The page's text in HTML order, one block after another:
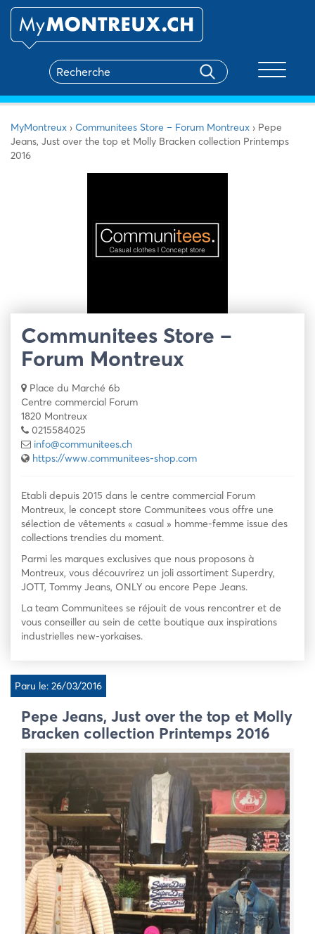
MyMontreux › Communitees Store – Forum Montreux › Pepe
Jeans, Just over the top et Molly Bracken collection Printemps
2016
Communitees Store –
Forum Montreux
Place du Marché 6b
Centre commercial Forum
1820 Montreux
0215584025
info@communitees.ch
https://www.communitees-shop.com
Etabli depuis 2015 dans le centre commercial Forum
Montreux, le concept store Communitees vous offre une
sélection de vêtements « casual » homme-femme issue des
collections trendies du moment.
Parmi les marques exclusives que nous proposons à
Montreux, vous découvrirez un joli assortiment Superdry,
JOTT, Tommy Jeans, ONLY ou encore Pepe Jeans.
La team Communitees se réjouit de vous rencontrer et de
vous conseiller au sein de cette boutique aux inspirations
industrielles new-yorkaises.
Paru le: 26/03/2016
Pepe Jeans, Just over the top et Molly
Bracken collection Printemps 2016